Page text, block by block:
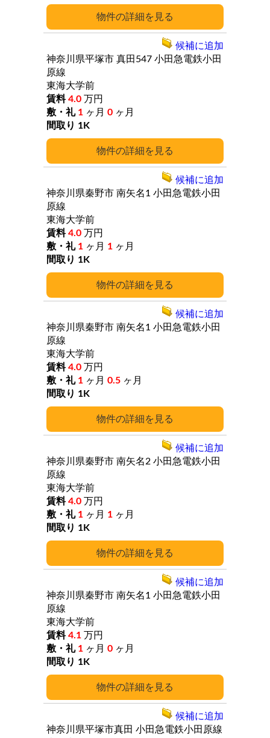
詳細
詳細
神奈川県平塚市 真田547 小田急電鉄小田
原線
東海大学前
4.0 万円
1 ヶ月 0 ヶ月
1K
候補に追加
詳細
神奈川県秦野市 南矢名1 小田急電鉄小田
原線
東海大学前
4.0 万円
1 ヶ月 1 ヶ月
1K
候補に追加
詳細
神奈川県秦野市 南矢名1 小田急電鉄小田
原線
東海大学前
4.0 万円
1 ヶ月 0.5 ヶ月
1K
候補に追加
詳細
神奈川県秦野市 南矢名2 小田急電鉄小田
原線
東海大学前
4.0 万円
1 ヶ月 1 ヶ月
1K
候補に追加
詳細
神奈川県秦野市 南矢名1 小田急電鉄小田
原線
東海大学前
4.1 万円
1 ヶ月 0 ヶ月
1K
候補に追加
神奈川県平塚市真田 小田急電鉄小田原線
候補に追加